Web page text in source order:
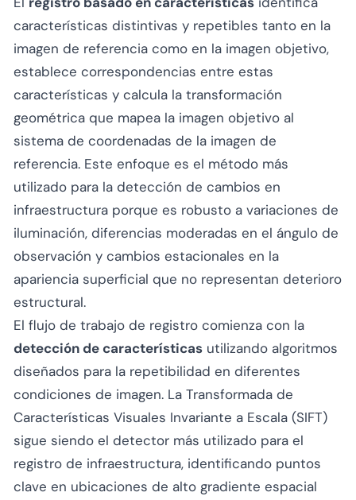
características distintivas y repetibles tanto en la
imagen de referencia como en la imagen objetivo,
establece correspondencias entre estas
características y calcula la transformación
geométrica que mapea la imagen objetivo al
sistema de coordenadas de la imagen de
referencia. Este enfoque es el método más
utilizado para la detección de cambios en
infraestructura porque es robusto a variaciones de
iluminación, diferencias moderadas en el ángulo de
observación y cambios estacionales en la
apariencia superficial que no representan deterioro
estructural.
El flujo de trabajo de registro comienza con la
detección de características utilizando algoritmos
diseñados para la repetibilidad en diferentes
condiciones de imagen. La Transformada de
Características Visuales Invariante a Escala (SIFT)
sigue siendo el detector más utilizado para el
registro de infraestructura, identificando puntos
clave en ubicaciones de alto gradiente espacial